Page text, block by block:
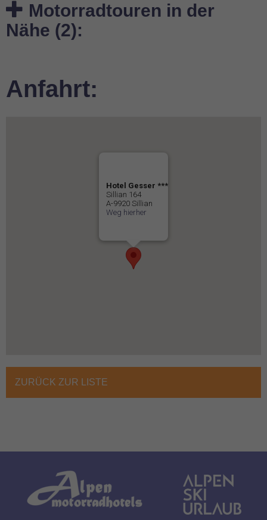
Motorradtouren in der
Nähe (2):
Anfahrt:
Hotel Gesser ***
Sillian 164
A-9920 Sillian
Weg hierher
ZURÜCK ZUR LISTE